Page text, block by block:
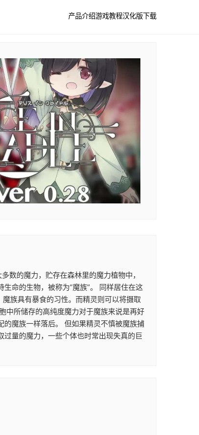
产品介绍游戏教程汉化版下载
数的魔力，贮存在森林里的魔力植物中，
命的生物，被称为“魔族”。 同样居住在这
族具有暴食的习性。而精灵则可以将摄取
中所储存的高纯度魔力对于魔族来说是再好
魔族一样落后。 但如果精灵不慎被魔族捕
量的魔力，一些个体也时常出现失真的巨